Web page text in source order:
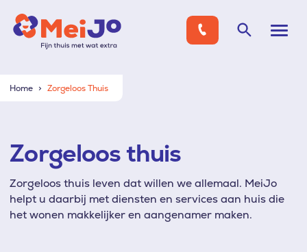
Home Zorgeloos Thuis
Zorgeloos thuis
Zorgeloos thuis leven dat willen we allemaal. MeiJo
helpt u daarbij met diensten en services aan huis die
het wonen makkelijker en aangenamer maken.